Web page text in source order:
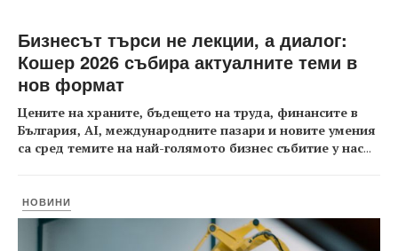
Бизнесът търси не лекции, а диалог:
Кошер 2026 събира актуалните теми в
нов формат
Цените на храните, бъдещето на труда, финансите в
България, AI, международните пазари и новите умения
са сред темите на най-голямото бизнес събитие у нас...
НОВИНИ